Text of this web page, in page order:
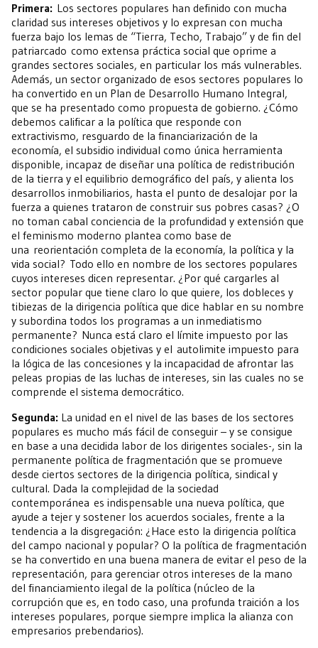
Primera: Los sectores populares han definido con mucha
claridad sus intereses objetivos y lo expresan con mucha
fuerza bajo los lemas de “Tierra, Techo, Trabajo” y de fin del
patriarcado como extensa práctica social que oprime a
grandes sectores sociales, en particular los más vulnerables.
Además, un sector organizado de esos sectores populares lo
ha convertido en un Plan de Desarrollo Humano Integral,
que se ha presentado como propuesta de gobierno. ¿Cómo
debemos calificar a la política que responde con
extractivismo, resguardo de la financiarización de la
economía, el subsidio individual como única herramienta
disponible, incapaz de diseñar una política de redistribución
de la tierra y el equilibrio demográfico del país, y alienta los
desarrollos inmobiliarios, hasta el punto de desalojar por la
fuerza a quienes trataron de construir sus pobres casas? ¿O
no toman cabal conciencia de la profundidad y extensión que
el feminismo moderno plantea como base de
una reorientación completa de la economía, la política y la
vida social? Todo ello en nombre de los sectores populares
cuyos intereses dicen representar. ¿Por qué cargarles al
sector popular que tiene claro lo que quiere, los dobleces y
tibiezas de la dirigencia política que dice hablar en su nombre
y subordina todos los programas a un inmediatismo
permanente? Nunca está claro el límite impuesto por las
condiciones sociales objetivas y el autolimite impuesto para
la lógica de las concesiones y la incapacidad de afrontar las
peleas propias de las luchas de intereses, sin las cuales no se
comprende el sistema democrático.
Segunda: La unidad en el nivel de las bases de los sectores
populares es mucho más fácil de conseguir – y se consigue
en base a una decidida labor de los dirigentes sociales-, sin la
permanente política de fragmentación que se promueve
desde ciertos sectores de la dirigencia política, sindical y
cultural. Dada la complejidad de la sociedad
contemporánea es indispensable una nueva política, que
ayude a tejer y sostener los acuerdos sociales, frente a la
tendencia a la disgregación: ¿Hace esto la dirigencia política
del campo nacional y popular? O la política de fragmentación
se ha convertido en una buena manera de evitar el peso de la
representación, para gerenciar otros intereses de la mano
del financiamiento ilegal de la política (núcleo de la
corrupción que es, en todo caso, una profunda traición a los
intereses populares, porque siempre implica la alianza con
empresarios prebendarios).